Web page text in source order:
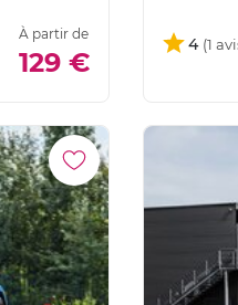
À partir de
129 €
4